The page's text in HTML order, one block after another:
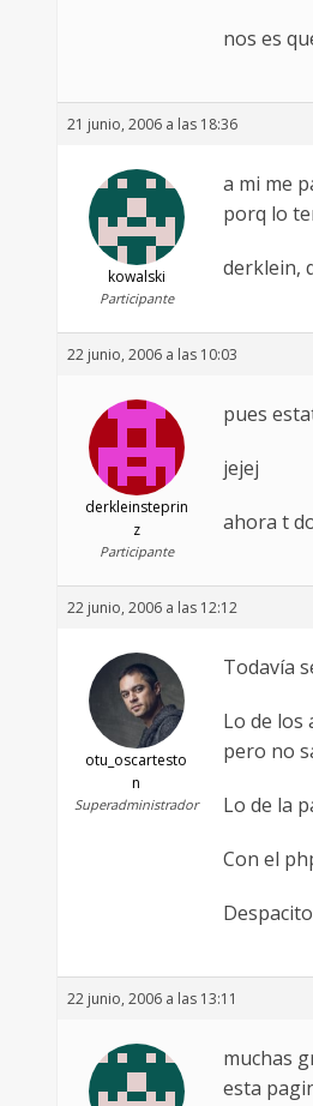
nos es
21 junio, 2006 a las 18:36
kowalski
Participante
a mi me
porq lo
derklein,
22 junio, 2006 a las 10:03
derkleinsteprin
z
Participante
pues
jejej
ahora t
22 junio, 2006 a las 12:12
otu_oscartesto
n
Superadministrador
Todavía
Lo de los
pero no
Lo de la
Con el
22 junio, 2006 a las 13:11
muchas
esta